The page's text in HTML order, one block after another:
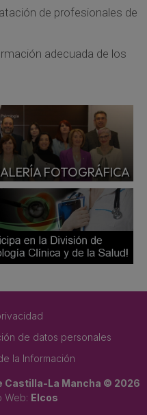
de profesionales de
adecuada de los
FOTOGRÁFICA
de datos personales
la Información
Castilla-La Mancha © 2026
Web: Elcos